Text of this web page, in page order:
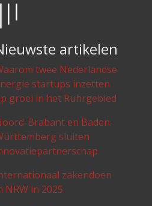
artikelen
twee Nederlandse
startups inzetten
groei in het Ruhrgebied
Brabant en Baden-
sluiten
zakendoen
NRW in 2025